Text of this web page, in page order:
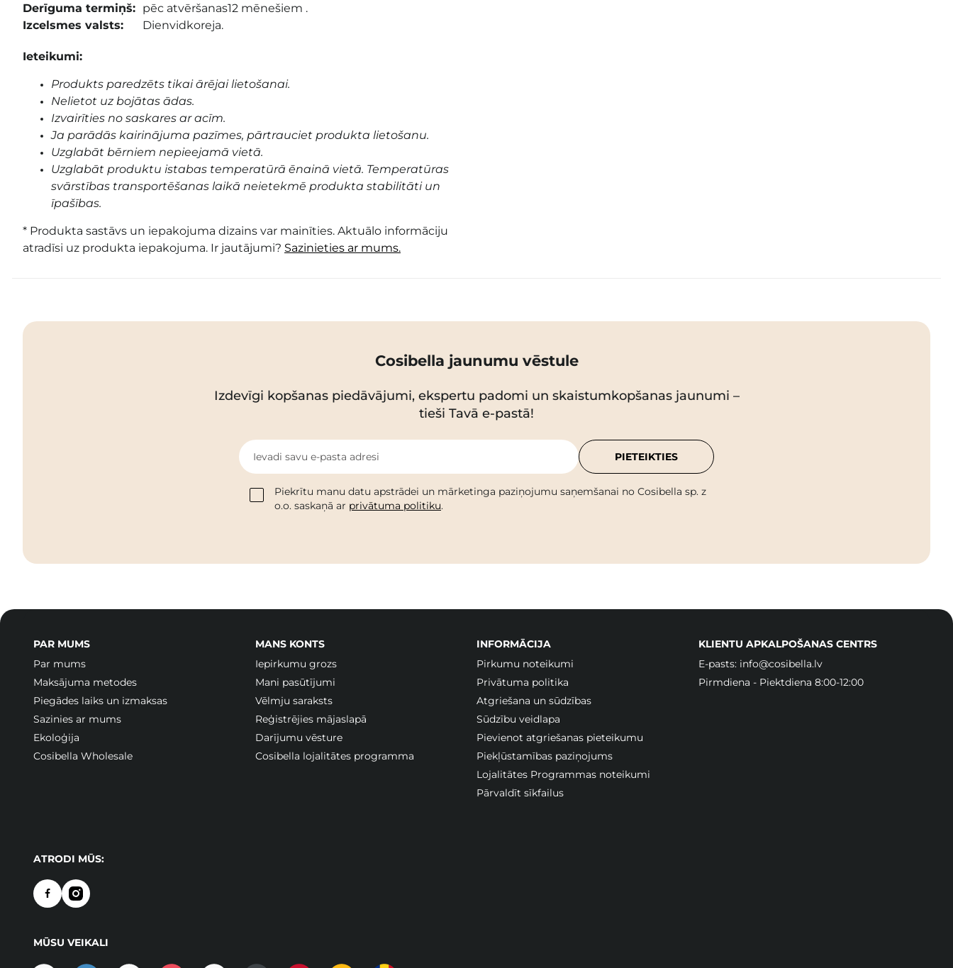
Derīguma termiņš: pēc atvēršanas12 mēnešiem .
Izcelsmes valsts:
Dienvidkoreja.
Ieteikumi:
Produkts paredzēts tikai ārējai lietošanai.
Nelietot uz bojātas ādas.
Izvairīties no saskares ar acīm.
Ja parādās kairinājuma pazīmes, pārtrauciet produkta lietošanu.
Uzglabāt bērniem nepieejamā vietā.
Uzglabāt produktu istabas temperatūrā ēnainā vietā. Temperatūras
svārstības transportēšanas laikā neietekmē produkta stabilitāti un
īpašības.
* Produkta sastāvs un iepakojuma dizains var mainīties. Aktuālo informāciju
atradīsi uz produkta iepakojuma. Ir jautājumi? Sazinieties ar mums.
Cosibella jaunumu vēstule
Izdevīgi kopšanas piedāvājumi, ekspertu padomi un skaistumkopšanas jaunumi –
tieši Tavā e-pastā!
Ievadi savu e-pasta adresi
Piekrītu manu datu apstrādei un mārketinga paziņojumu saņemšanai no Cosibella sp. z
o.o. saskaņā ar privātuma politiku.
PIETEIKTIES
PAR MUMS
Par mums
Maksājuma metodes
Piegādes laiks un izmaksas
Sazinies ar mums
Ekoloģija
Cosibella Wholesale
MANS KONTS
Iepirkumu grozs
Mani pasūtījumi
Vēlmju saraksts
Reģistrējies mājaslapā
Darījumu vēsture
Cosibella lojalitātes programma
INFORMĀCIJA
Pirkumu noteikumi
Privātuma politika
Atgriešana un sūdzības
Sūdzību veidlapa
Pievienot atgriešanas pieteikumu
Piekļūstamības paziņojums
Lojalitātes Programmas noteikumi
Pārvaldīt sīkfailus
KLIENTU APKALPOŠANAS CENTRS
E-pasts: info@cosibella.lv
Pirmdiena - Piektdiena 8:00-12:00
ATRODI MŪS:
MŪSU VEIKALI